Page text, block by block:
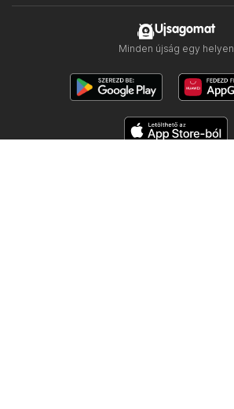
Ujsagomat
Minden újság egy helyen